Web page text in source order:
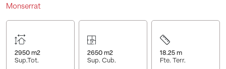
Monserrat
2950 m2
Sup.Tot.
2650 m2
Sup. Cub.
18.25 m
Fte. Terr.